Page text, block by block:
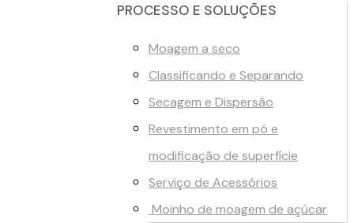
PROCESSO E SOLUÇÕES
Moagem a seco
Classificando e Separando
Secagem e Dispersão
Revestimento em pó e
modificação de superfície
Serviço de Acessórios
Moinho de moagem de açúcar